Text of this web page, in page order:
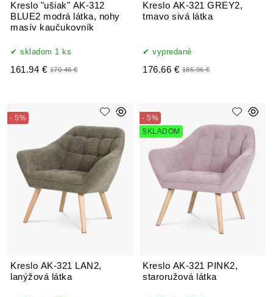
Kreslo "ušiak" AK-312
BLUE2 modrá látka, nohy
masív kaučukovník
skladom 1 ks
161.94 € 170.46 €
Kreslo AK-321 GREY2,
tmavo sivá látka
vypredané
176.66 € 185.96 €
Kreslo AK-321 LAN2,
lanýžová látka
- 5%
Kreslo AK-321 PINK2,
staroružová látka
- 5%
SKLADOM